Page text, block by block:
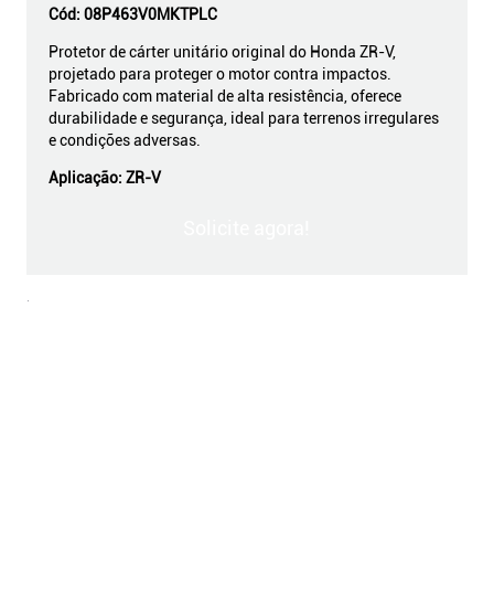
Cód: 08P463V0MKTPLC
Protetor de cárter unitário original do Honda ZR-V,
projetado para proteger o motor contra impactos.
Fabricado com material de alta resistência, oferece
durabilidade e segurança, ideal para terrenos irregulares
e condições adversas.
Aplicação: ZR-V
.